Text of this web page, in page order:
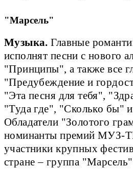
"Марсель"
Музыка. Главные
исполнят песни с нового
"Принципы", а также все
"Предубеждение и
"Эта песня для тебя",
"Туда где", "Сколько бы"
Обладатели "Золотого
номинанты премий МУЗ-
участники крупных
стране – группа